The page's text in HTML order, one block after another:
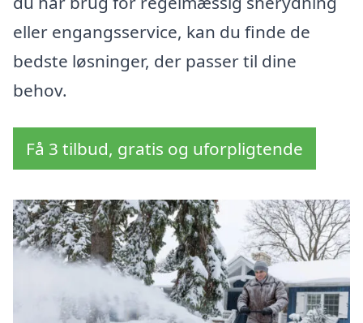
eller engangsservice, kan du finde de
bedste løsninger, der passer til dine
behov.
Få 3 tilbud, gratis og uforpligtende